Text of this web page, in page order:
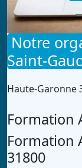
Notre
Saint-
Haute-Garonne
Formation
Formation
31800